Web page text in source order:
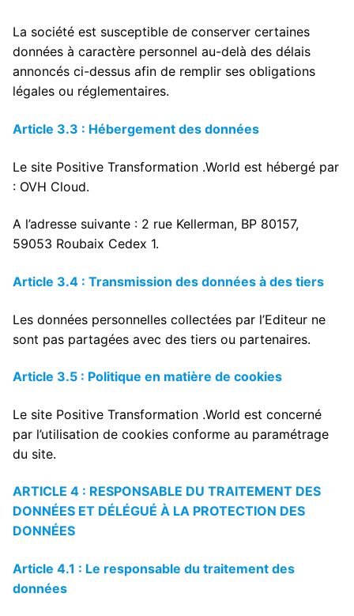
La société est susceptible de conserver certaines
données à caractère personnel au-delà des délais
annoncés ci-dessus afin de remplir ses obligations
légales ou réglementaires.
Article 3.3 : Hébergement des données
Le site Positive Transformation .World est hébergé par
: OVH Cloud.
A l’adresse suivante : 2 rue Kellerman, BP 80157,
59053 Roubaix Cedex 1.
Article 3.4 : Transmission des données à des tiers
Les données personnelles collectées par l’Editeur ne
sont pas partagées avec des tiers ou partenaires.
Article 3.5 : Politique en matière de cookies
Le site Positive Transformation .World est concerné
par l’utilisation de cookies conforme au paramétrage
du site.
ARTICLE 4 : RESPONSABLE DU TRAITEMENT DES
DONNÉES ET DÉLÉGUÉ À LA PROTECTION DES
DONNÉES
Article 4.1 : Le responsable du traitement des
données